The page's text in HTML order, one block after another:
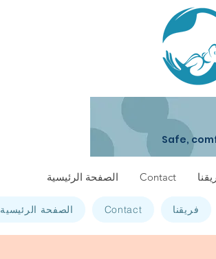
Safe,
الصفحة الرئيسية Contact
الصفحة الرئيسية Contact فريقنا